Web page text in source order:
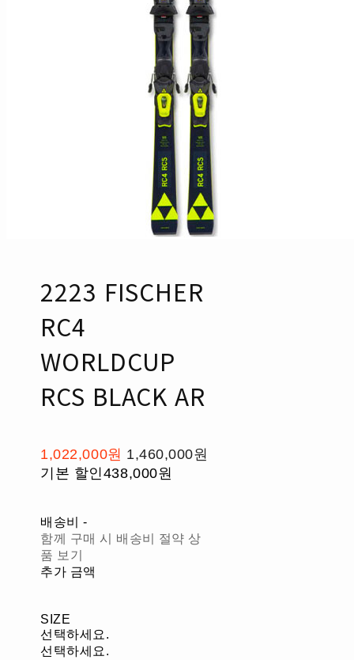
2223 FISCHER
RC4
WORLDCUP
RCS BLACK AR
1,022,000원 1,460,000원
기본 할인438,000원
배송비-
함께 구매 시 배송비 절약 상
품 보기
추가 금액
SIZE
선택하세요.
선택하세요.